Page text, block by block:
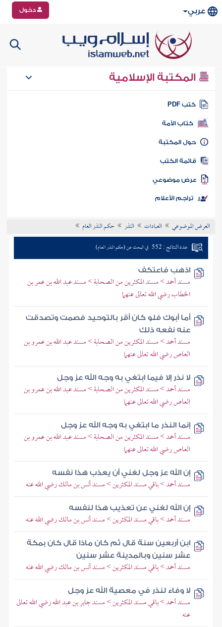
عربي دخول
المكتبة الإسلامية
كتب PDF
كتاب الأمة
المكتبة
الكتب
موضوعي
تراجم الأعلام
العرض الموضوعي العبادات النذر حكم النذر العام
عدد النتائج : 552 في البحث عن (حكم النذر العام)
اذهب فاعتكف
مسند أحمد > مسند المكثرين من الصحابة > مسند عبد الله بن عمر بن
الخطاب رضي الله تعالى عنهما
أما أبوك فلو كان أقر بالتوحيد فصمت وتصدقت
عنه نفعه ذلك
مسند أحمد > مسند المكثرين من الصحابة > مسند عبد الله بن عمرو بن
العاص رضي الله تعالى عنهما
لا نذر إلا فيما ابتغي به وجه الله عز وجل
مسند أحمد > مسند المكثرين من الصحابة > مسند عبد الله بن عمرو بن
العاص رضي الله تعالى عنهما
إنما النذر ما ابتغي به وجه الله عز وجل
مسند أحمد > مسند المكثرين من الصحابة > مسند عبد الله بن عمرو بن
العاص رضي الله تعالى عنهما
إن الله عز وجل لغني أن يعذب هذا نفسه
مسند أحمد > باقي مسند المكثرين > مسند أنس بن مالك رضي الله عنه
إن الله لغني عن تعذيب هذا لنفسه
مسند أحمد > باقي مسند المكثرين > مسند أنس بن مالك رضي الله عنه
ابن أربعين سنة قال ثم كان ماذا قال كان بمكة
عشر سنين وبالمدينة عشر سنين
مسند أحمد > باقي مسند المكثرين > مسند أنس بن مالك رضي الله عنه
لا وفاء لنذر في معصية الله عز وجل
مسند أحمد > باقي مسند المكثرين > مسند جابر بن عبد الله رضي الله تعالى
عنه